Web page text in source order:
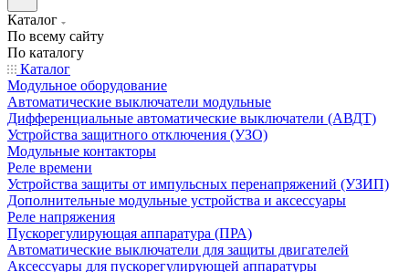
Каталог
По всему сайту
По каталогу
Каталог
Модульное оборудование
Автоматические выключатели модульные
Дифференциальные автоматические выключатели (АВДТ)
Устройства защитного отключения (УЗО)
Модульные контакторы
Реле времени
Устройства защиты от импульсных перенапряжений (УЗИП)
Дополнительные модульные устройства и аксессуары
Реле напряжения
Пускорегулирующая аппаратура (ПРА)
Автоматические выключатели для защиты двигателей
Аксессуары для пускорегулирующей аппаратуры